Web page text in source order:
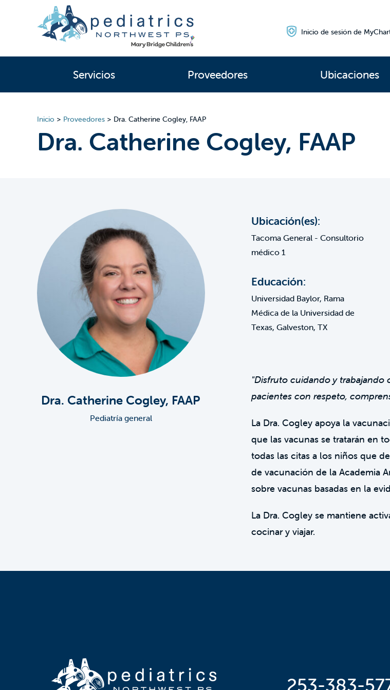
Servicios Proveedores Ubicaciones
Inicio de sesión de
Inicio > Proveedores > Dra. Catherine Cogley, FAAP
Dra. Catherine Cogley, FAAP
Dra. Catherine Cogley, FAAP
Pediatría general
Ubicación(es):
Tacoma General - Consultorio
médico 1
Educación:
Universidad Baylor, Rama
Médica de la Universidad de
Texas, Galveston, TX
"Disfruto cuidando y trabajando
pacientes con respeto,
La Dra. Cogley apoya la
que las vacunas se tratarán en
todas las citas a los niños que
de vacunación de la Academia
sobre vacunas basadas en la
La Dra. Cogley se mantiene
cocinar y viajar.
253-383-